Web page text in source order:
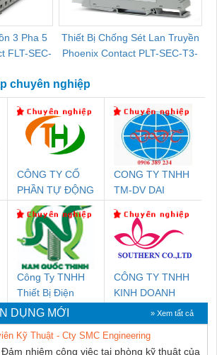
3 Pha 5
FLT-SEC-
Thiết Bị Chống Sét Lan Truyền
Phoenix Contact PLT-SEC-T3-
chuyên nghiệp
CÔNG TY CỔ
PHẦN TỰ ĐỘNG
TIẾN HƯNG
CONG TY TNHH
TM-DV DAI
Công Ty TNHH
Thiết Bị Điện
Nam Quốc Thịnh
CÔNG TY TNHH
KINH DOANH
DỊCH VỤ XNK
PHƯƠNG NAM
DỤNG MỚI » Xem tất cả
Kỹ Thuật - Cty SMC Engineering
nhiệm công việc tại phòng kỹ thuật của